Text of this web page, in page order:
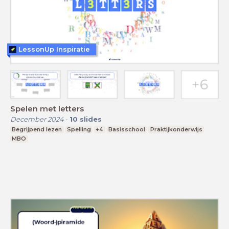
Spelen met letters
December 2024- 10 slides
Begrijpend lezen Spelling +4 Basisschool
Praktijkonderwijs
MBO
LessonUp Inspiratie